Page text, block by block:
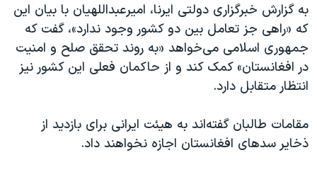
صفحه‌های ویژه
سفر پرزیدنت ترامپ به چین
به گزارش خبرگزاری دولتی ایرنا، امیرعبداللهیان با بیان این
که «راهی جز تعامل بین دو کشور وجود ندارد»، گفت که
جمهوری اسلامی می‌خواهد «به روند تحقق صلح و امنیت
در افغانستان» کمک کند و از حاکمان فعلی این کشور نیز
انتظار متقابل دارد.
مقامات طالبان گفته‌اند به هیئت ایرانی برای بازدید از
ذخایر سدهای افغانستان اجازه نخواهند داد.